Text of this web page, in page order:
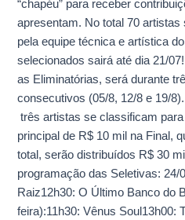
“chapéu” para receber
apresentam. No total 70
pela equipe técnica e artística
selecionados sairá até dia 21/
as Eliminatórias, será durante
consecutivos (05/8, 12/8 e 19/
três artistas se classificam
principal de R$ 10 mil na Final,
total, serão distribuídos R$ 30
programação das Seletivas: 24/
Raiz12h30: O Último Banco do
feira):11h30: Vênus Soul13h00:
R$
10
mil